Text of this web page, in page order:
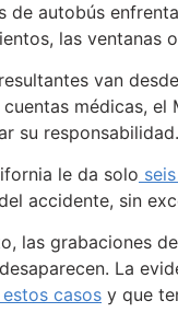
de autobús
las ventanas
van
médicas, el
su responsabilidad.
le da solo
accidente, sin
las grabaciones
La
casos y que